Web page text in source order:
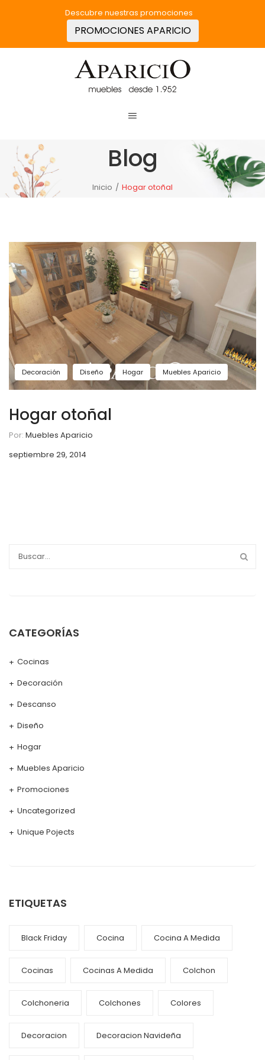
Descubre nuestras promociones
PROMOCIONES APARICIO
Blog
Inicio / Hogar otoñal
Decoración Diseño Hogar Muebles Aparicio
Hogar otoñal
Por: Muebles Aparicio
septiembre 29, 2014
CATEGORÍAS
Cocinas
Decoración
Descanso
Diseño
Hogar
Muebles Aparicio
Promociones
Uncategorized
Unique Pojects
ETIQUETAS
Black Friday Cocina Cocina A Medida
Cocinas Cocinas A Medida Colchon
Colchoneria Colchones Colores
Decoracion Decoracion Navideña